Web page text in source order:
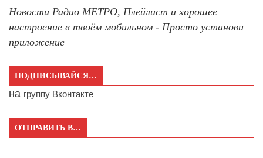
Новости Радио МЕТРО, Плейлист и хорошее
настроение в твоём мобильном - Просто установи
приложение
ПОДПИСЫВАЙСЯ…
на группу Вконтакте
ОТПРАВИТЬ В…